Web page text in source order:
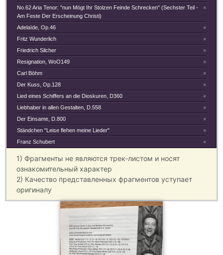
×
No.62 Aria Tenor: "nun Mögt Ihr Stolzen Feinde Schrecken" (Sechster Teil -
Am Feste Der Erscheinung Christi)
×
Adelaïde, Op.46
×
Fritz Wunderlich
×
Friedrich Silcher
×
Resignation, WoO149
×
Carl Böhm
×
Der Kuss, Op.128
×
Lied eines Schiffers an die Dioskuren, D360
×
Liebhaber in allen Gestalten, D.558
×
Der Einsame, D.800
×
Ständchen "Leise flehen meine Lieder"
×
Franz Schubert
1) Фрагменты не являются трек-листом и носят
ознакомительный характер
2) Качество представленных фрагментов уступает
оригиналу